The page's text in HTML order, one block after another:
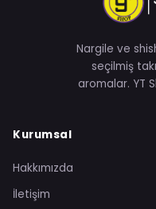
Nargile ve
seçilmiş
aromalar. YT
Kurumsal
Hakkımızda
İletişim